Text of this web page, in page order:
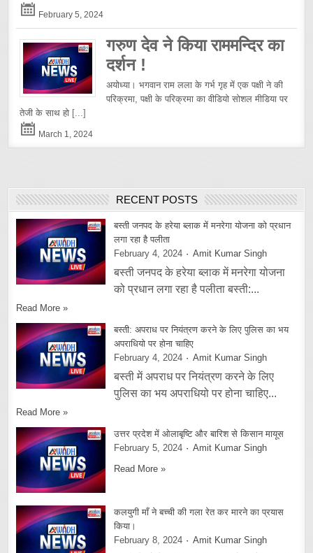
February 5, 2024
गरुण देव ने किया राममन्दिर का
दर्शन !
अयोध्या। भगवान राम लला के गर्भ गृह में एक पक्षी ने की
परिक्रमा, पक्षी के परिक्रमा का वीडियो सोशल मीडिया पर
तेजी के साथ हो [...]
March 1, 2024
RECENT POSTS
बस्ती जनपद के हरेया ब्लाक में मनरेगा योजना को प्रधान
लगा रहा है पलीता
February 4, 2024
Amit Kumar Singh
बस्ती जनपद के हरेया ब्लाक में मनरेगा योजना
को प्रधान लगा रहा है पलीता बस्ती:...
Read More »
बस्ती: अपराध पर नियंत्रण करने के लिए पुलिस का भय
अपराधियो पर होना चाहिए
February 4, 2024
Amit Kumar Singh
बस्ती में अपराध पर नियंत्रण करने के लिए
पुलिस का भय अपराधियो पर होना चाहिए...
Read More »
उत्तर प्रदेश में ओलाबृष्टि और बारिश से किसान मायूस
February 5, 2024
Amit Kumar Singh
Read More »
कलयुगी माँ ने बच्ची की गला रेत कर मारने का प्रयास
किया।
February 8, 2024
Amit Kumar Singh